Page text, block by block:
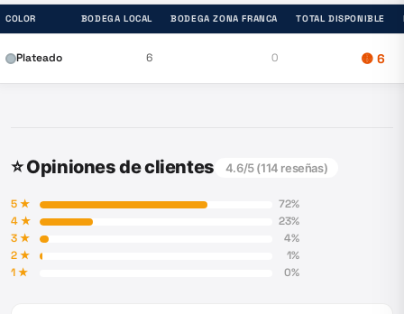
COLOR BODEGA LOCAL BODEGA ZONA FRANCA TOTAL DISPONIBLE
Plateado 6 0 🟡 6
⭐ Opiniones de clientes 4.6/5 (114 reseñas)
5★ 72%
4★ 23%
3★ 4%
2★ 1%
1★ 0%